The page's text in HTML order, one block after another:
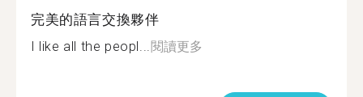
完美的語言交換夥伴
I like all the peopl...閱讀更多